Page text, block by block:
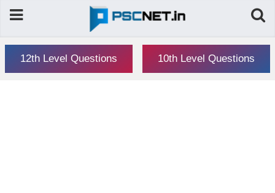
12th Level Questions 10th Level Questions